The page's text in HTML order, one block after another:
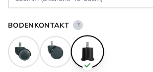
BODENKONTAKT ?